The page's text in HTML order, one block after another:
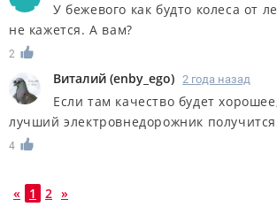
У бежевого как будто колеса от
не кажется. А вам?
2
Виталий (enby_ego) 2 года назад
Если там качество будет
лучший электровнедорожник
4
« 1 2 »